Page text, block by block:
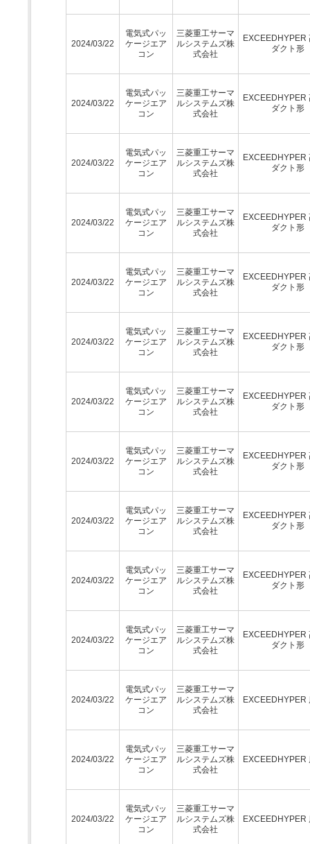
2024/03/22
電気式パッ
ケージエア
コン
三菱重工サーマ
ルシステムズ株
式会社
EXCEEDHYPER
ダクト形
2024/03/22
電気式パッ
ケージエア
コン
三菱重工サーマ
ルシステムズ株
式会社
EXCEEDHYPER
ダクト形
2024/03/22
電気式パッ
ケージエア
コン
三菱重工サーマ
ルシステムズ株
式会社
EXCEEDHYPER
ダクト形
2024/03/22
電気式パッ
ケージエア
コン
三菱重工サーマ
ルシステムズ株
式会社
EXCEEDHYPER
ダクト形
2024/03/22
電気式パッ
ケージエア
コン
三菱重工サーマ
ルシステムズ株
式会社
EXCEEDHYPER
ダクト形
2024/03/22
電気式パッ
ケージエア
コン
三菱重工サーマ
ルシステムズ株
式会社
EXCEEDHYPER
ダクト形
2024/03/22
電気式パッ
ケージエア
コン
三菱重工サーマ
ルシステムズ株
式会社
EXCEEDHYPER
ダクト形
2024/03/22
電気式パッ
ケージエア
コン
三菱重工サーマ
ルシステムズ株
式会社
EXCEEDHYPER
ダクト形
2024/03/22
電気式パッ
ケージエア
コン
三菱重工サーマ
ルシステムズ株
式会社
EXCEEDHYPER
ダクト形
2024/03/22
電気式パッ
ケージエア
コン
三菱重工サーマ
ルシステムズ株
式会社
EXCEEDHYPER
ダクト形
2024/03/22
電気式パッ
ケージエア
コン
三菱重工サーマ
ルシステムズ株
式会社
EXCEEDHYPER
ダクト形
2024/03/22
電気式パッ
ケージエア
コン
三菱重工サーマ
ルシステムズ株
式会社
EXCEEDHYPER
2024/03/22
電気式パッ
ケージエア
コン
三菱重工サーマ
ルシステムズ株
式会社
EXCEEDHYPER
2024/03/22
電気式パッ
ケージエア
コン
三菱重工サーマ
ルシステムズ株
式会社
EXCEEDHYPER